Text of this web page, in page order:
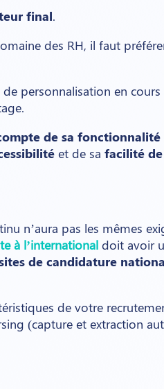
final.
des RH, il faut
personnalisation en
de sa
et de sa facilité
n’aura pas les mêmes
à l’international doit avoir
de candidature
de votre
(capture et extraction